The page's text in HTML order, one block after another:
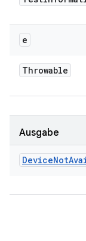
e
Throwable
Ausgabe
DeviceNot